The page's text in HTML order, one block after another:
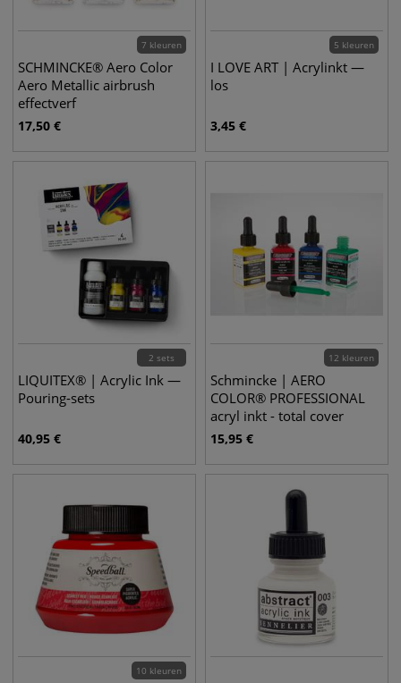
7 kleuren
SCHMINCKE® Aero Color
Aero Metallic airbrush
effectverf
17,50 €
5 kleuren
I LOVE ART | Acrylinkt —
los
3,45 €
2 sets
LIQUITEX® | Acrylic Ink —
Pouring-sets
40,95 €
12 kleuren
Schmincke | AERO
COLOR® PROFESSIONAL
acryl inkt - total cover
colors
15,95 €
10 kleuren